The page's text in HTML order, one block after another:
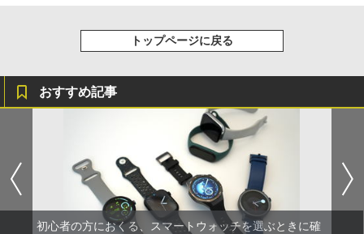
トップページに戻る
おすすめ記事
初心者の方におくる、スマートウォッチを選ぶときに確